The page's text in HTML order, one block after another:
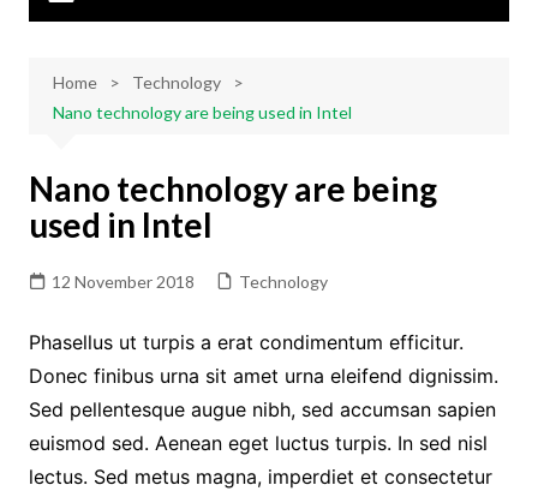
Home
Technology
Nano technology are being used in Intel
Nano technology are being
used in Intel
12 November 2018 Technology
Phasellus ut turpis a erat condimentum efficitur.
Donec finibus urna sit amet urna eleifend dignissim.
Sed pellentesque augue nibh, sed accumsan sapien
euismod sed. Aenean eget luctus turpis. In sed nisl
lectus. Sed metus magna, imperdiet et consectetur